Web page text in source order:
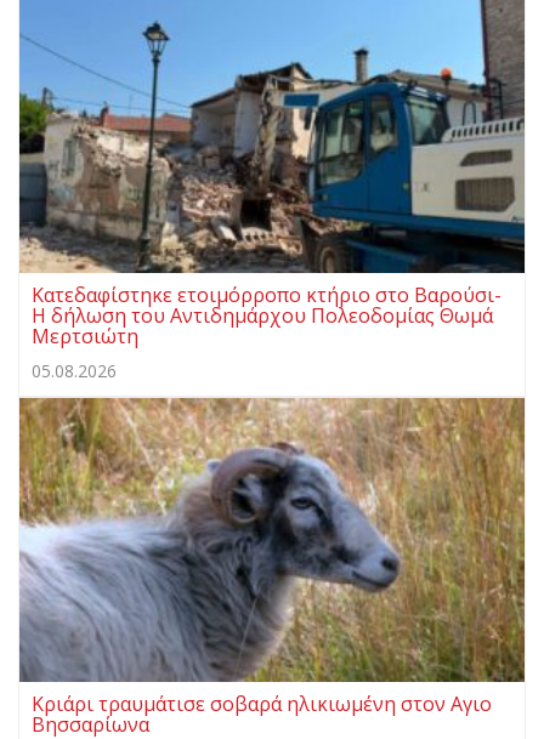
Κατεδαφίστηκε ετοιμόρροπο κτήριο στο Βαρούσι-
Η δήλωση του Αντιδημάρχου Πολεοδομίας Θωμά
Μερτσιώτη
05.08.2026
Κριάρι τραυμάτισε σοβαρά ηλικιωμένη στον Αγιο
Βησσαρίωνα